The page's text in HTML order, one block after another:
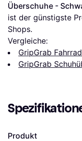
Überschuhe -
ist der günstigste
Shops.
Vergleiche:
GripGrab
GripGrab
Produkt